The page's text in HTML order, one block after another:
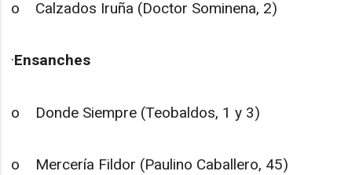
o Calzados Iruña (Doctor Sominena, 2)
·Ensanches
o Donde Siempre (Teobaldos, 1 y 3)
o Mercería Fildor (Paulino Caballero, 45)